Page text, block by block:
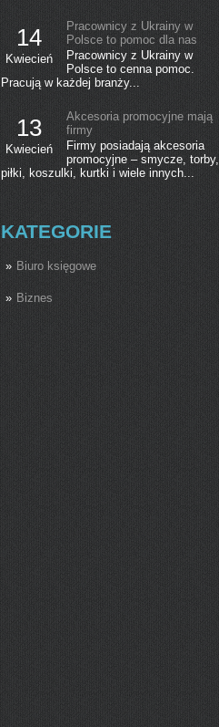
14
Kwiecień
Pracownicy z Ukrainy w
Polsce to pomoc dla nas
Pracownicy z Ukrainy w
Polsce to cenna pomoc.
Pracują w każdej branży...
13
Kwiecień
Akcesoria promocyjne mają
firmy
Firmy posiadają akcesoria
promocyjne – smycze, torby,
piłki, koszulki, kurtki i wiele innych...
KATEGORIE
Biuro księgowe
Biznes